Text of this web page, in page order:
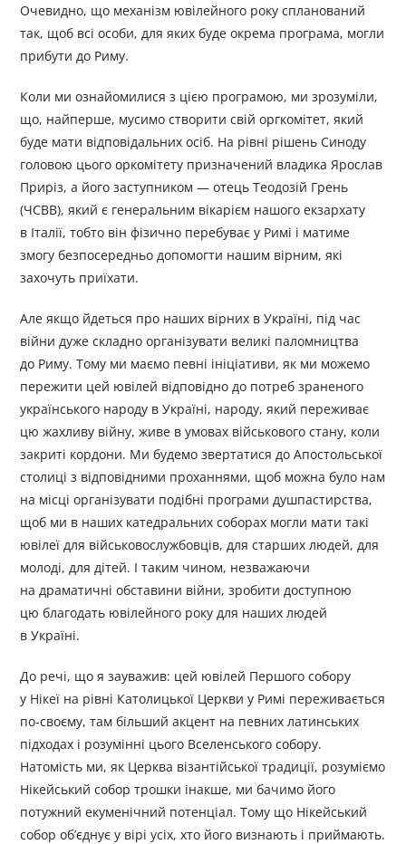
Очевидно, що механізм ювілейного року спланований
так, щоб всі особи, для яких буде окрема програма, могли
прибути до Риму.
Коли ми ознайомилися з цією програмою, ми зрозуміли,
що, найперше, мусимо створити свій оргкомітет, який
буде мати відповідальних осіб. На рівні рішень Синоду
головою цього оркомітету призначений владика Ярослав
Приріз, а його заступником — отець Теодозій Грень
(ЧСВВ), який є генеральним вікарієм нашого екзархату
в Італії, тобто він фізично перебуває у Римі і матиме
змогу безпосередньо допомогти нашим вірним, які
захочуть приїхати.
Але якщо йдеться про наших вірних в Україні, під час
війни дуже складно організувати великі паломництва
до Риму. Тому ми маємо певні ініціативи, як ми можемо
пережити цей ювілей відповідно до потреб зраненого
українського народу в Україні, народу, який переживає
цю жахливу війну, живе в умовах військового стану, коли
закриті кордони. Ми будемо звертатися до Апостольської
столиці з відповідними проханнями, щоб можна було нам
на місці організувати подібні програми душпастирства,
щоб ми в наших катедральних соборах могли мати такі
ювілеї для військовослужбовців, для старших людей, для
молоді, для дітей. І таким чином, незважаючи
на драматичні обставини війни, зробити доступною
цю благодать ювілейного року для наших людей
в Україні.
До речі, що я зауважив: цей ювілей Першого собору
у Нікеї на рівні Католицької Церкви у Римі переживається
по-своєму, там більший акцент на певних латинських
підходах і розумінні цього Вселенського собору.
Натомість ми, як Церква візантійської традиції, розуміємо
Нікейський собор трошки інакше, ми бачимо його
потужний екуменічний потенціал. Тому що Нікейський
собор об’єднує у вірі усіх, хто його визнають і приймають.